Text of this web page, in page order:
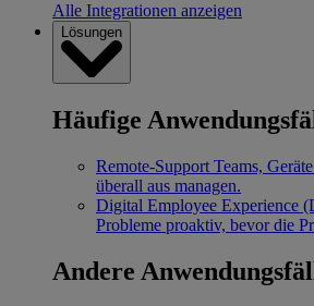
Alle Integrationen anzeigen
Lösungen
Häufige
Remote-Support Teams,
überall aus managen.
Digital Employee Experience
Probleme proaktiv, bevor die
Andere